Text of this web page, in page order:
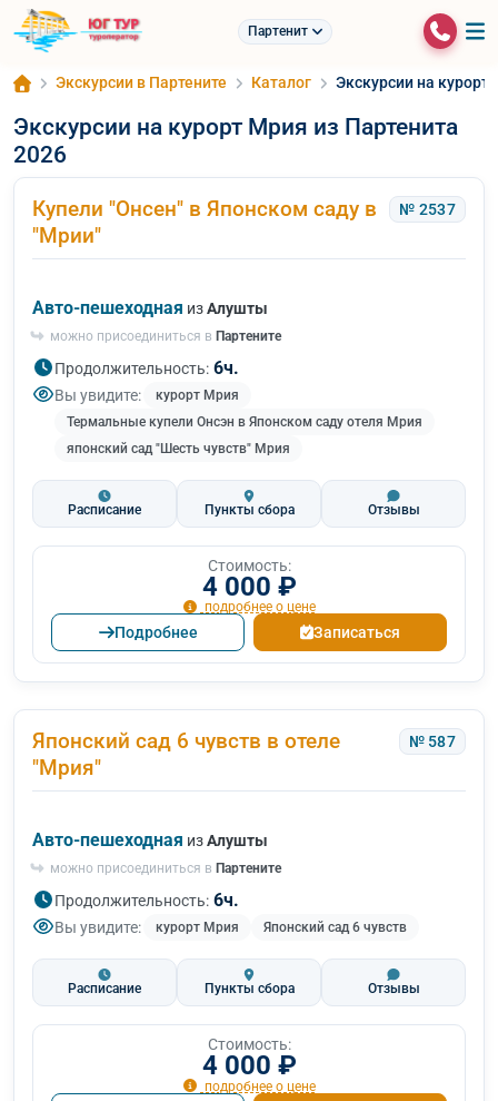
Партенит
Экскурсии в Партените Каталог Экскурсии на
Экскурсии на курорт Мрия из Партенита
2026
Купели "Онсен" в Японском саду в
"Мрии"
№ 2537
Авто-пешеходная изАлушты
можно присоединиться в Партените
Продолжительность: 6ч.
Вы увидите:
курорт Мрия
Термальные купели Онсэн в Японском саду отеля Мрия
японский сад "Шесть чувств" Мрия
Расписание Пункты сбора Отзывы
Стоимость:
4 000 ₽
подробнее о цене
Подробнее Записаться
Японский сад 6 чувств в отеле
"Мрия"
№ 587
Авто-пешеходная изАлушты
можно присоединиться в Партените
Продолжительность: 6ч.
Вы увидите: курорт Мрия Японский сад 6 чувств
Расписание Пункты сбора Отзывы
Стоимость:
4 000 ₽
подробнее о цене